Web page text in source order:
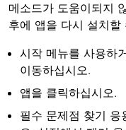
메소드가 도움이되지
후에 앱을 다시 설치할
시작 메뉴를 사용하
이동하십시오.
앱을 클릭하십시오.
필수 문제점 찾기